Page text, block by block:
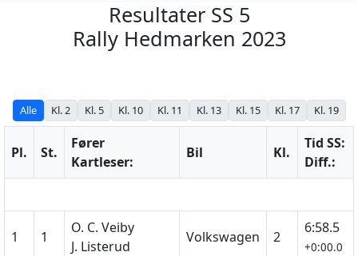
Resultater SS 5
Rally Hedmarken 2023
Alle Kl. 2 Kl. 5 Kl. 10 Kl. 11 Kl. 13 Kl. 15 Kl. 17 Kl. 19
Pl. St.
Fører
Kartleser:
Bil Kl.
Tid SS:
Diff.:
1 1
O. C. Veiby
J. Listerud
Volkswagen 2
6:58.5
+0:00.0